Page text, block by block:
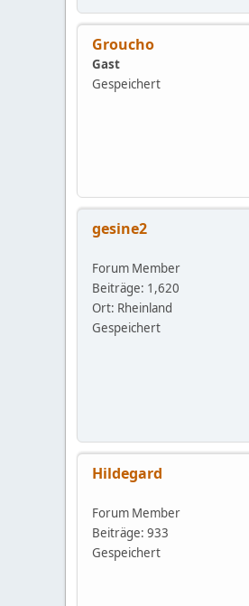
Groucho
Gast
Gespeichert
gesine2
Forum Member
Beiträge: 1,620
Ort: Rheinland
Gespeichert
Hildegard
Forum Member
Beiträge: 933
Gespeichert